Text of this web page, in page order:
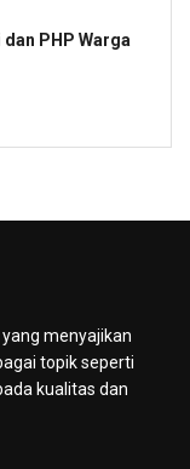
PHP Warga
menyajikan
topik seperti
kualitas dan